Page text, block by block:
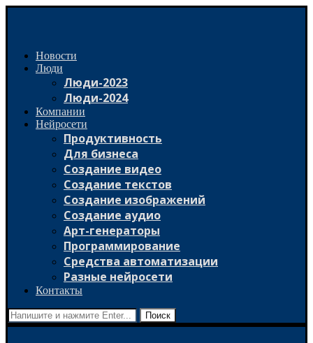
Новости
Люди
Люди-2023
Люди-2024
Компании
Нейросети
Продуктивность
Для бизнеса
Создание видео
Создание текстов
Создание изображений
Создание аудио
Арт-генераторы
Программирование
Средства автоматизации
Разные нейросети
Контакты
Поиск